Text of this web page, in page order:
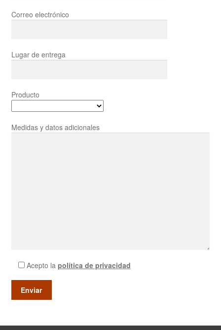
Correo electrónico
Lugar de entrega
Producto
Medidas y datos adicionales
Acepto la política de privacidad